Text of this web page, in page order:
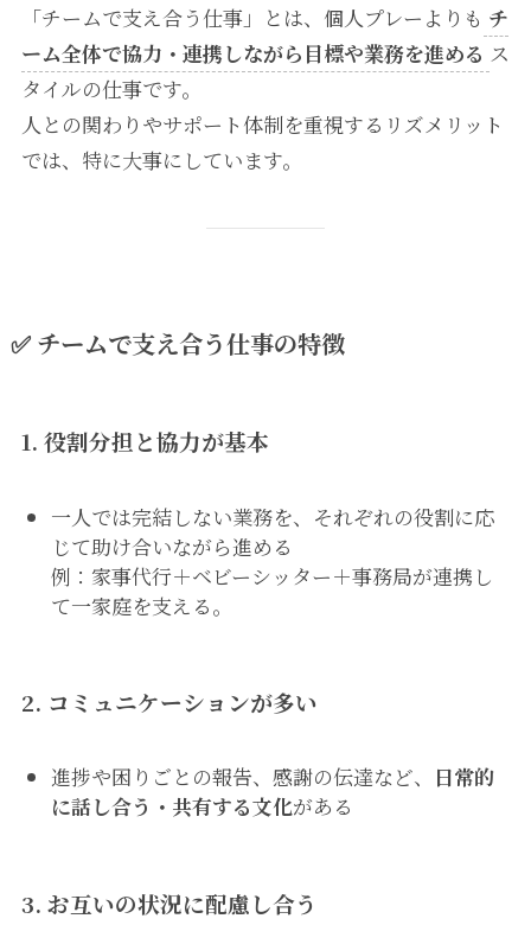
「チームで支え合う仕事」とは、個人プレーよりも チ
ーム全体で協力・連携しながら目標や業務を進める ス
タイルの仕事です。
人との関わりやサポート体制を重視するリズメリット
では、特に大事にしています。
✅ チームで支え合う仕事の特徴
1. 役割分担と協力が基本
一人では完結しない業務を、それぞれの役割に応
じて助け合いながら進める
例：家事代行＋ベビーシッター＋事務局が連携し
て一家庭を支える。
2. コミュニケーションが多い
進捗や困りごとの報告、感謝の伝達など、 日常的
に話し合う・共有する文化がある
3. お互いの状況に配慮し合う